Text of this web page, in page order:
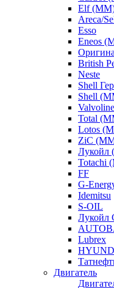
Elf
Areca/
Esso
Eneos
British
Neste
Shell
Shell
Total
Lotos
ZiC
Totachi
FF
G-
Idemitsu
S-OIL
Лукойл
Lubrex
Двигатель